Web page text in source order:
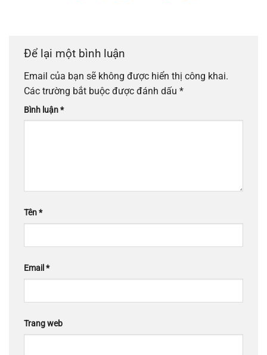
Để lại một bình luận
Email của bạn sẽ không được hiển thị công khai.
Các trường bắt buộc được đánh dấu *
Bình luận*
Tên*
Email *
Trang web